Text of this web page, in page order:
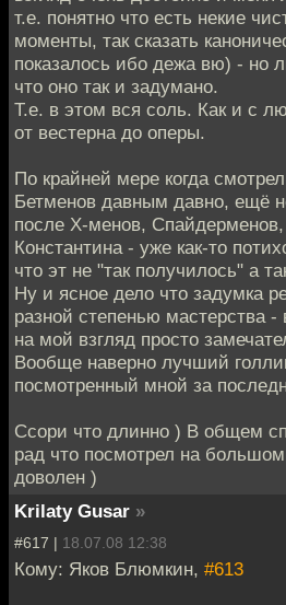
т.е. понятно что есть некие
моменты, так сказать
показалось ибо дежа вю) - но
что оно так и задумано.
Т.е. в этом вся соль. Как и с
от вестерна до оперы.
По крайней мере когда
Бетменов давным давно, ещё
после Х-менов,
Константина - уже как-то
что эт не "так получилось" а
Ну и ясное дело что задумка
разной степенью мастерства -
на мой взгляд просто
Вообще наверно лучший
посмотренный мной за
Ссори что длинно ) В общем
рад что посмотрел на
доволен )
Krilaty Gusar »
#617 | 18.07.08 12:38
Кому: Яков Блюмкин, #613